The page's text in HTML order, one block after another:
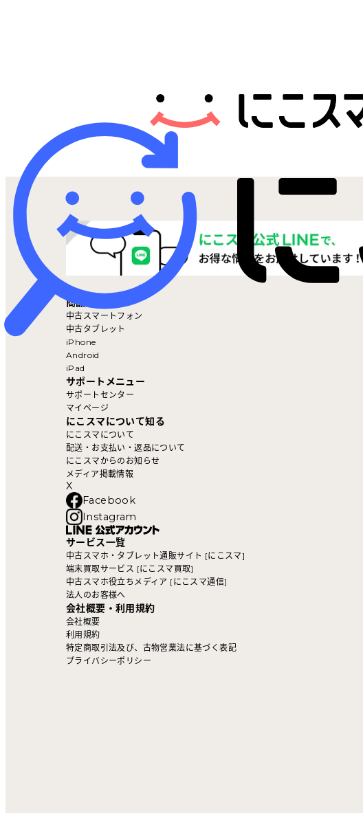
ニュース
にこスマ通信
マイページ
商品を探す
中古スマートフォン
中古タブレット
iPhone
Android
iPad
サポートメニュー
サポートセンター
マイページ
にこスマについて知る
にこスマについて
配送・お支払い・返品について
にこスマからのお知らせ
メディア掲載情報
X
Facebook
Instagram
サービス一覧
中古スマホ・タブレット通販サイト [にこスマ]
端末買取サービス [にこスマ買取]
中古スマホ役立ちメディア [にこスマ通信]
法人のお客様へ
会社概要・利用規約
会社概要
利用規約
特定商取引法及び、古物営業法に基づく表記
プライバシーポリシー